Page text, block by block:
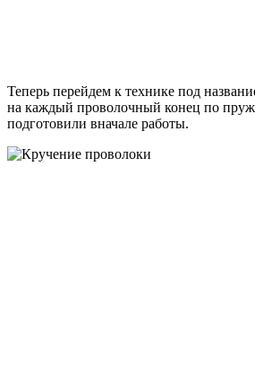
Теперь перейдем к технике под
на каждый проволочный конец по
подготовили вначале работы.